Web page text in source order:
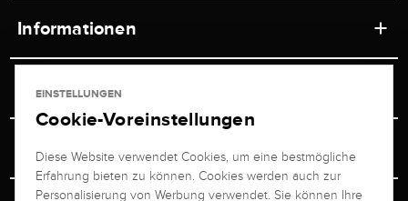
Informationen
Ladengeschäft
Versand & Zahlung
Ratgeber
Service
Newsletterabmeldung
Juwelier Brogle
Über uns
EINSTELLUNGEN
Cookie-Voreinstellungen
Diese Website verwendet Cookies, um eine bestmögliche
Erfahrung bieten zu können. Cookies werden auch zur
Personalisierung von Werbung verwendet. Sie können Ihre